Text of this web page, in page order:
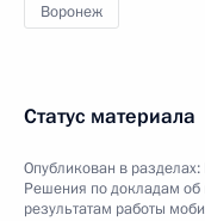
Воронеж
Статус материала
Опубликован в разделах:
Решения по докладам об
результатам работы